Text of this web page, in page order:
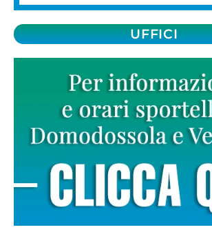
UFFICI